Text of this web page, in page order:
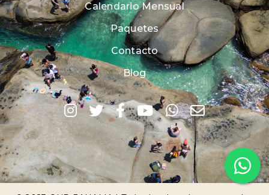
Calendario Mensual
Paquetes
Contacto
Blog